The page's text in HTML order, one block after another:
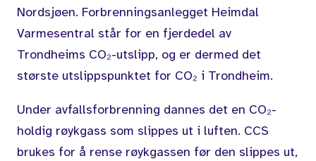
Nordsjøen. Forbrenningsanlegget Heimdal
Varmesentral står for en fjerdedel av
Trondheims CO₂-utslipp, og er dermed det
største utslippspunktet for CO₂ i Trondheim.
Under avfallsforbrenning dannes det en CO₂-
holdig røykgass som slippes ut i luften. CCS
brukes for å rense røykgassen før den slippes ut,